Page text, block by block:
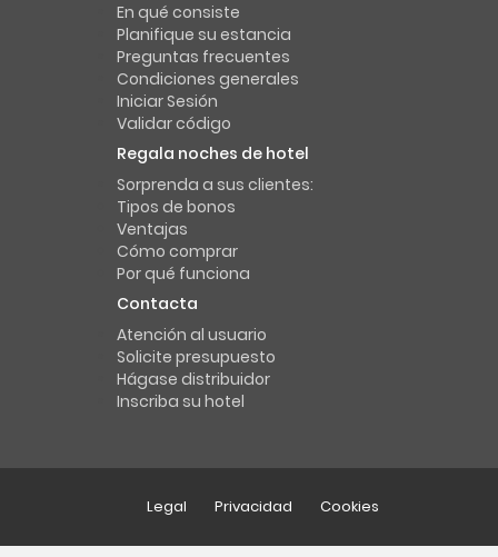
En qué consiste
Planifique su estancia
Preguntas frecuentes
Condiciones generales
Iniciar Sesión
Validar código
Regala noches de hotel
Sorprenda a sus clientes:
Tipos de bonos
Ventajas
Cómo comprar
Por qué funciona
Contacta
Atención al usuario
Solicite presupuesto
Hágase distribuidor
Inscriba su hotel
Legal Privacidad Cookies